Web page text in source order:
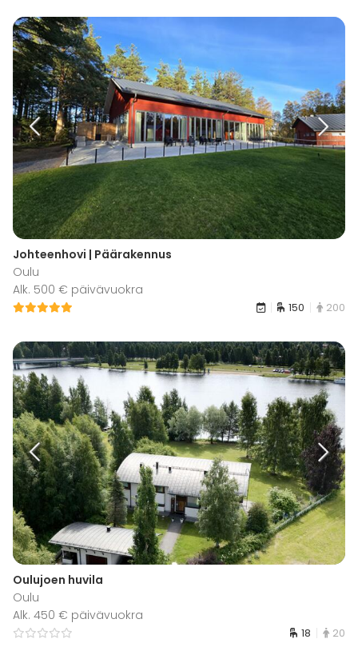
Johteenhovi | Päärakennus
Oulu
Alk. 500 € päivävuokra
150 200
Oulujoen huvila
Oulu
Alk. 450 € päivävuokra
18 20